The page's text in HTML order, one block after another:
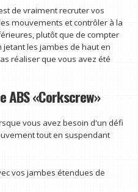
de vraiment recruter vos
mouvements et contrôler à la
plutôt que de compter
les jambes de haut en
réaliser que vous avez été
ABS «Corkscrew»
vous avez besoin d'un défi
tout en suspendant
vos jambes étendues de